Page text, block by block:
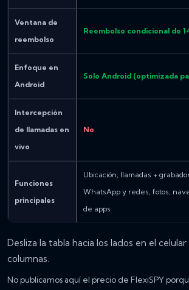
Ventana de
reembolso
Reembolso condicional de
Enfoque en
Android
Solo Android (optimizada
Intercepción
de llamadas en
vivo
No
Funciones
principales
Ubicación, llamadas +
WhatsApp y redes, fotos,
de apps
Desliza la tabla hacia los lados en el
columnas.
No publicamos aquí el precio de FlexiSPY